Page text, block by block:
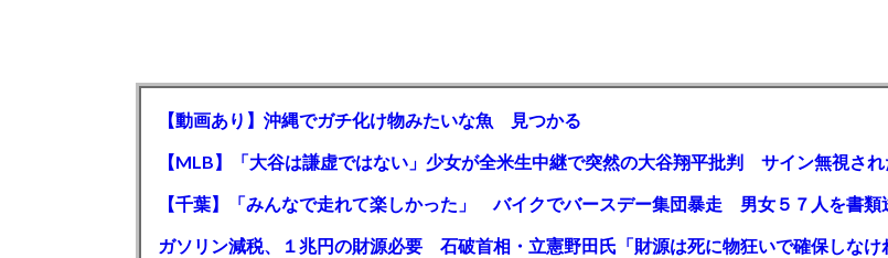
【動画あり】沖縄でガチ化け物みたいな魚 見つかる